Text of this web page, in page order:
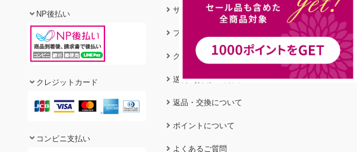
NP後払い
クレジットカード
コンビニ支払い
サイズガイド
フィットガイド
クリーニング＆ケア
送料&お支払い方法
返品・交換について
ポイントについて
よくあるご質問